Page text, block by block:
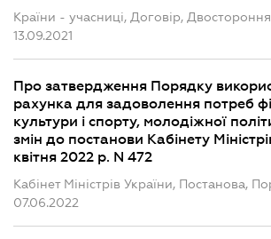
Країни - учасниці, Договір,
13.09.2021
Про затвердження Порядку
рахунка для задоволення потреб
культури і спорту, молодіжної
змін до постанови Кабінету
квітня 2022 р. N 472
Кабінет Міністрів України, Постанова,
07.06.2022